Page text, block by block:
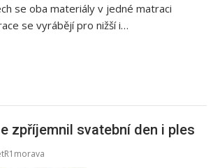
se oba materiály v jedné matraci
se vyrábějí pro nižší i…
zpříjemnil svatební den i ples